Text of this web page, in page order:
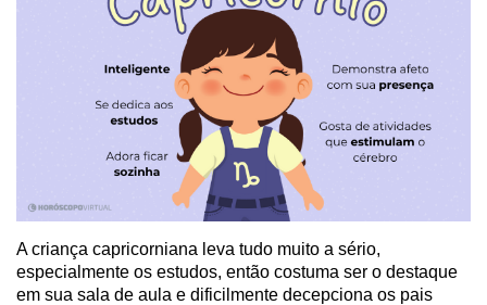
A criança capricorniana leva tudo muito a sério,
especialmente os estudos, então costuma ser o destaque
em sua sala de aula e dificilmente decepciona os pais